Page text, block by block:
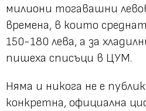
милиони тогавашни
времена, в които
150-180 лева, а за
пишеха списъци в ЦУМ.
Няма и никога не е
конкретна, официална